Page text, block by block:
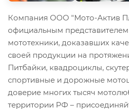
Компания ООО "Мото-Актив
официальным
мототехники, доказавших
своей продукции на
Питбайки, квадроциклы,
спортивные и дорожные
доверие многих тысяч
территории РФ –